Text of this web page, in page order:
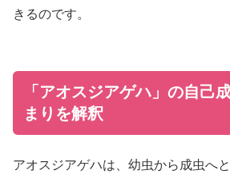
きるのです。
「アオスジアゲハ」の自己
まりを解釈
アオスジアゲハは、幼虫から成虫へ